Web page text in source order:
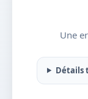
Une
Détails